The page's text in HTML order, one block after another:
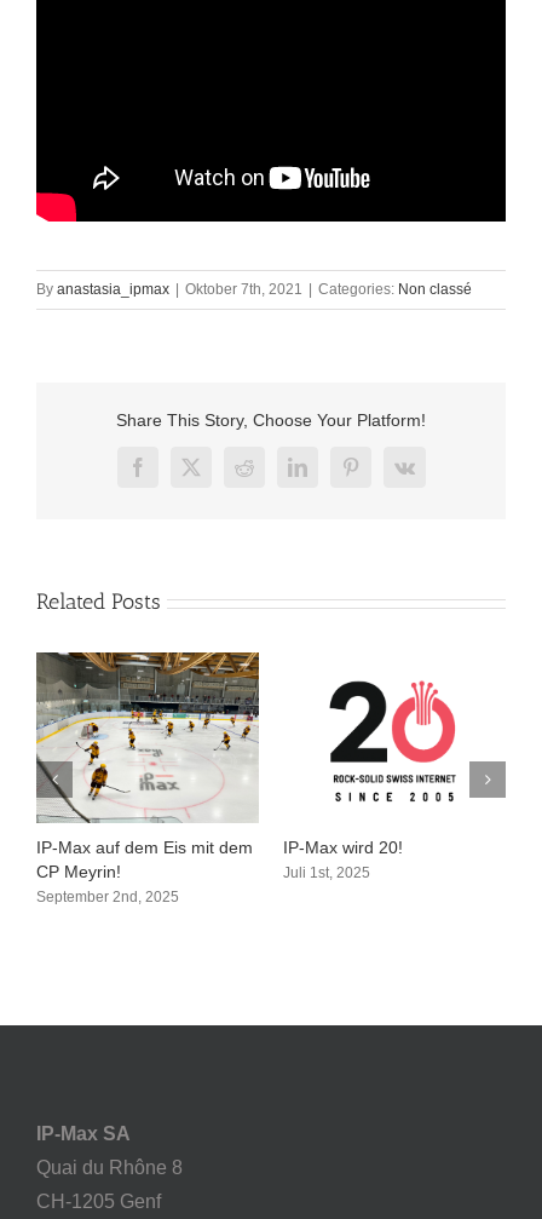
By anastasia_ipmax | Oktober 7th, 2021 | Categories: Non classé
Share This Story, Choose Your Platform!
Facebook
X RedditLinkedInPinterest
Vk
Related Posts
IP-Max auf dem Eis mit dem
CP Meyrin!
September 2nd, 2025
IP-Max wird 20!
Juli 1st, 2025
IP-Max SA
Quai du Rhône 8
CH-1205 Genf